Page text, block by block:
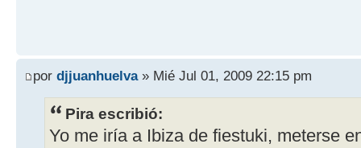
por djjuanhuelva» Mié Jul 01, 2009 22:15 pm
Pira escribió:
Yo me iría a Ibiza de fiestuki, meterse